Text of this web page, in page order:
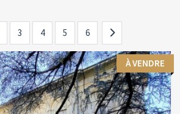
3 4 5 6
À VENDRE